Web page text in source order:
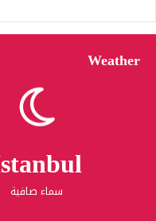
Weather
سماء صافية